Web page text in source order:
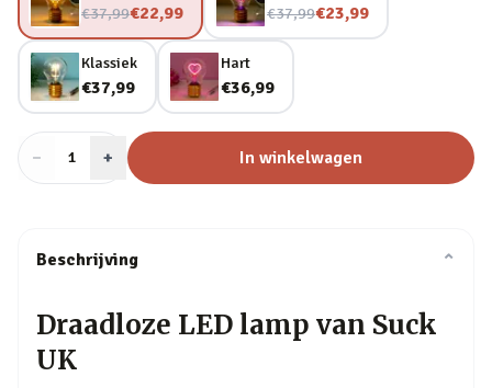
€37,99
Nu voor€22,99
€37,99
Nu voor€23,99
Klassiek
€37,99
Hart
€36,99
− Aantal
1 + In winkelwagen
Beschrijving ⌄
Draadloze LED lamp van Suck
UK